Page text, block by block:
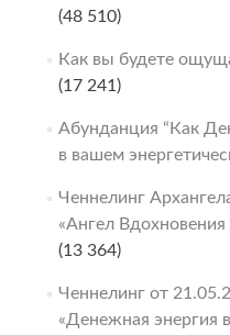
(48 510)
Как вы будете
(17 241)
Абунданция “Как
в вашем
Ченнелинг
«Ангел
(13 364)
Ченнелинг от
«Денежная энергия